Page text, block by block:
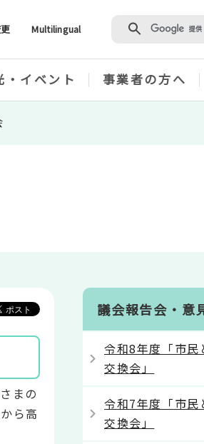
Multilingual
・イベント 事業者の方へ
まの
ら高
議会報告会・意
令和8年度「市民
交換会」
令和7年度「市民
交換会」